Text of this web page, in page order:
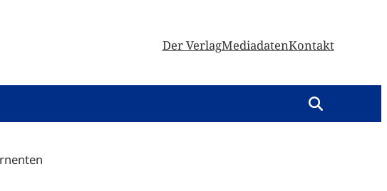
Der VerlagMediadatenKontakt